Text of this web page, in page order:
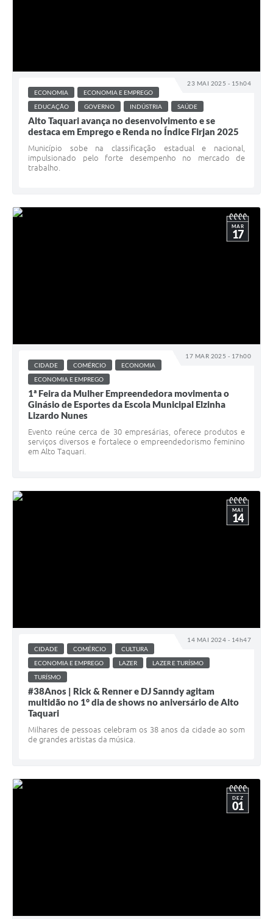
23 MAI 2025 - 15h04
ECONOMIA
ECONOMIA E EMPREGO
EDUCAÇÃO
GOVERNO INDÚSTRIA SAÚDE
Alto Taquari avança no desenvolvimento e se
destaca em Emprego e Renda no Índice Firjan 2025
Município sobe na classificação estadual e nacional,
impulsionado pelo forte desempenho no mercado de
trabalho.
17 MAR 2025 - 17h00
MAR
17
CIDADE COMÉRCIO
ECONOMIA
ECONOMIA E EMPREGO
1ª Feira da Mulher Empreendedora movimenta o
Ginásio de Esportes da Escola Municipal Elzinha
Lizardo Nunes
Evento reúne cerca de 30 empresárias, oferece produtos e
serviços diversos e fortalece o empreendedorismo feminino
em Alto Taquari.
14 MAI 2024 - 14h47
MAI
14
CIDADE COMÉRCIO
CULTURA
ECONOMIA E EMPREGO
LAZER
LAZER E TURÍSMO
TURÍSMO
#38Anos | Rick & Renner e DJ Sanndy agitam
multidão no 1° dia de shows no aniversário de Alto
Taquari
Milhares de pessoas celebram os 38 anos da cidade ao som
de grandes artistas da música.
DEZ
01